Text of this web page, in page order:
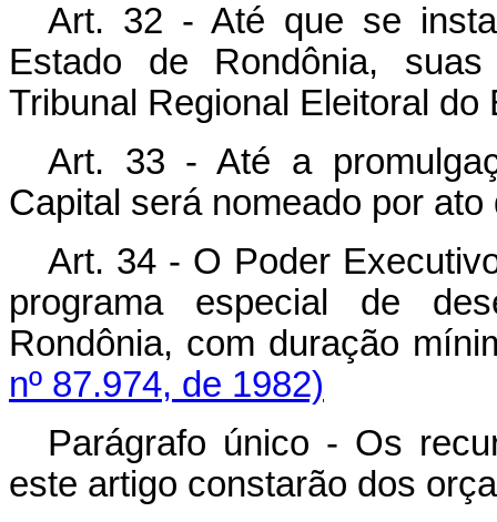
Art. 32 - Até que se
Estado de Rondônia,
Tribunal Regional Eleitoral do
Art. 33 - Até a
Capital será nomeado por ato
Art. 34 - O Poder
programa especial de
Rondônia, com duração
nº 87.974, de 1982)
Parágrafo único - Os
este artigo constarão dos